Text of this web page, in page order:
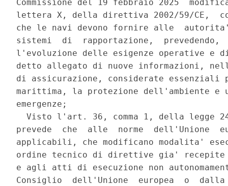
Commissione del 19 febbraio 2025
lettera X, della direttiva 2002/59/CE,
che le navi devono fornire alle
sistemi  di  rapportazione,
l'evoluzione delle esigenze operative e
detto allegato di nuove informazioni,
di assicurazione, considerate
marittima, la protezione dell'ambiente
emergenze;
Visto l'art. 36, comma 1, della legge
prevede  che  alle  norme  dell'Unione
applicabili, che modificano modalita'
ordine tecnico di direttive gia' recepite
e agli atti di esecuzione non
Consiglio  dell'Unione  europea  o  dalla